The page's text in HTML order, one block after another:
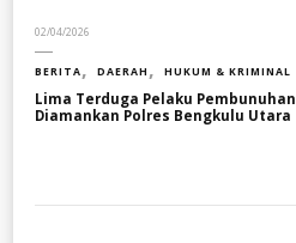
02/04/2026
BERITA DAERAH HUKUM & KRIMINAL
Lima Terduga Pelaku Pembunuhan
Diamankan Polres Bengkulu Utara